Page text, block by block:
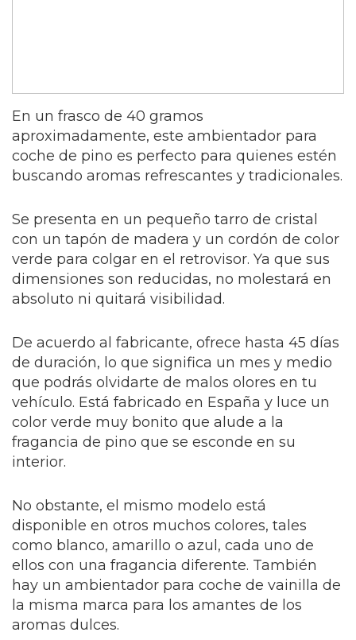
En un frasco de 40 gramos
aproximadamente, este ambientador para
coche de pino es perfecto para quienes estén
buscando aromas refrescantes y tradicionales.
Se presenta en un pequeño tarro de cristal
con un tapón de madera y un cordón de color
verde para colgar en el retrovisor. Ya que sus
dimensiones son reducidas, no molestará en
absoluto ni quitará visibilidad.
De acuerdo al fabricante, ofrece hasta 45 días
de duración, lo que significa un mes y medio
que podrás olvidarte de malos olores en tu
vehículo. Está fabricado en España y luce un
color verde muy bonito que alude a la
fragancia de pino que se esconde en su
interior.
No obstante, el mismo modelo está
disponible en otros muchos colores, tales
como blanco, amarillo o azul, cada uno de
ellos con una fragancia diferente. También
hay un ambientador para coche de vainilla de
la misma marca para los amantes de los
aromas dulces.